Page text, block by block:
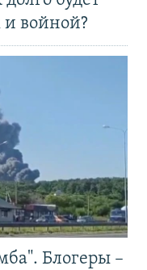
войной?
Блогеры –